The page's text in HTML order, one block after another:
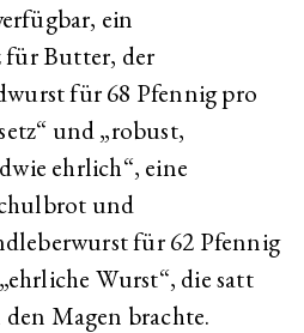
ein
für Butter, der
für 68 Pfennig pro
und „robust,
ehrlich“, eine
und
für 62 Pfennig
Wurst“, die satt
Magen brachte.